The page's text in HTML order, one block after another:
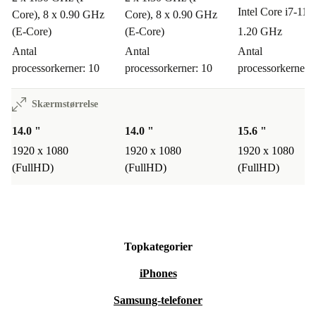
Tryghed og fleksibilitet
Minimum 12 måneders garanti– du handler trygt og sikkert.
30 dages gratis retur
– hvis den ikke passer til dig, sender du
den bare tilbage.
Med Dell Latitude 5440 får du en pålidelig, refurbished
bærbar computer, der både løfter din hverdag og skåner
miljøet. Gør en smartere, mere bæredygtig investering –
uden at gå på kompromis med kvalitet og sikkerhed.
Core), 8 x 0.90 GHz
(E-Core)
Antal
processorkerner: 10
Core), 8 x 0.90 GHz
(E-Core)
Antal
processorkerner: 10
Intel Core i7-
1.20 GHz
Antal
processorkerner:
Skærmstørrelse
14.0 "
1920 x 1080
(FullHD)
14.0 "
1920 x 1080
(FullHD)
15.6 "
1920 x 1080
(FullHD)
Topkategorier
iPhones
Samsung-telefoner